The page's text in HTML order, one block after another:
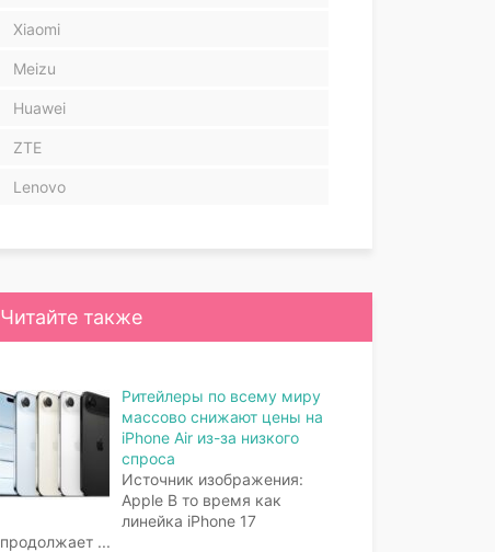
Xiaomi
Meizu
Huawei
ZTE
Lenovo
Читайте также
Ритейлеры по всему миру
массово снижают цены на
iPhone Air из-за низкого
спроса
Источник изображения:
Apple В то время как
линейка iPhone 17
продолжает ...